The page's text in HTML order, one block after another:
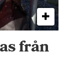
från